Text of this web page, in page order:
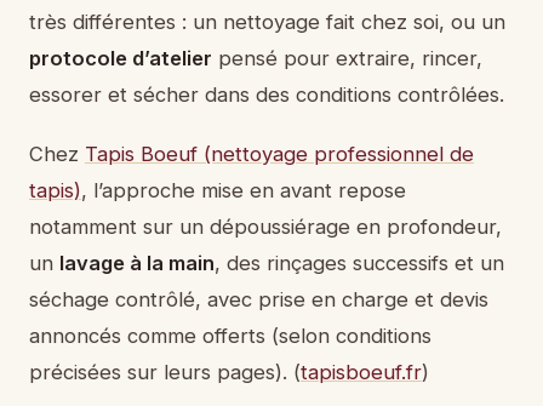
très différentes : un nettoyage fait chez soi, ou un
protocole d’atelier pensé pour extraire, rincer,
essorer et sécher dans des conditions contrôlées.
Chez Tapis Boeuf (nettoyage professionnel de
tapis), l’approche mise en avant repose
notamment sur un dépoussiérage en profondeur,
un lavage à la main, des rinçages successifs et un
séchage contrôlé, avec prise en charge et devis
annoncés comme offerts (selon conditions
précisées sur leurs pages). (tapisboeuf.fr)